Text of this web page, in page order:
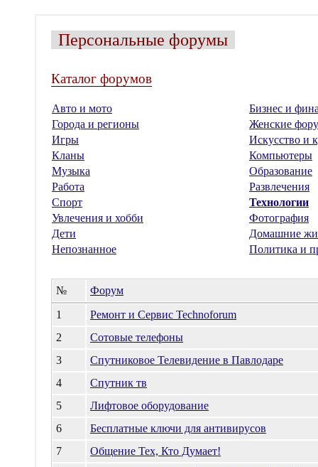
Персональные форумы
Каталог форумов
Авто и мото
Бизнес и
Города и регионы
Женские
Игры
Искусство и
Кланы
Компьютеры
Музыка
Образование
Работа
Развлечения
Спорт
Технологии
Увлечения и хобби
Фотография
Дети
Домашние
Непознанное
Политика и
№
Форум
1
Ремонт и Сервис Technoforum
2
Сотовые телефоны
3
Спутниковое Телевидение в Павлодаре
4
Спутник тв
5
Лифтовое оборудование
6
Бесплатные ключи для антивирусов
7
Общение Тех, Кто Думает!